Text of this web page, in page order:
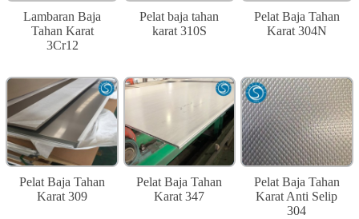
Lambaran Baja
Tahan Karat
3Cr12
Pelat baja tahan
karat 310S
Pelat Baja Tahan
Karat 304N
Pelat Baja Tahan
Karat 309
Pelat Baja Tahan
Karat 347
Pelat Baja Tahan
Karat Anti Selip
304